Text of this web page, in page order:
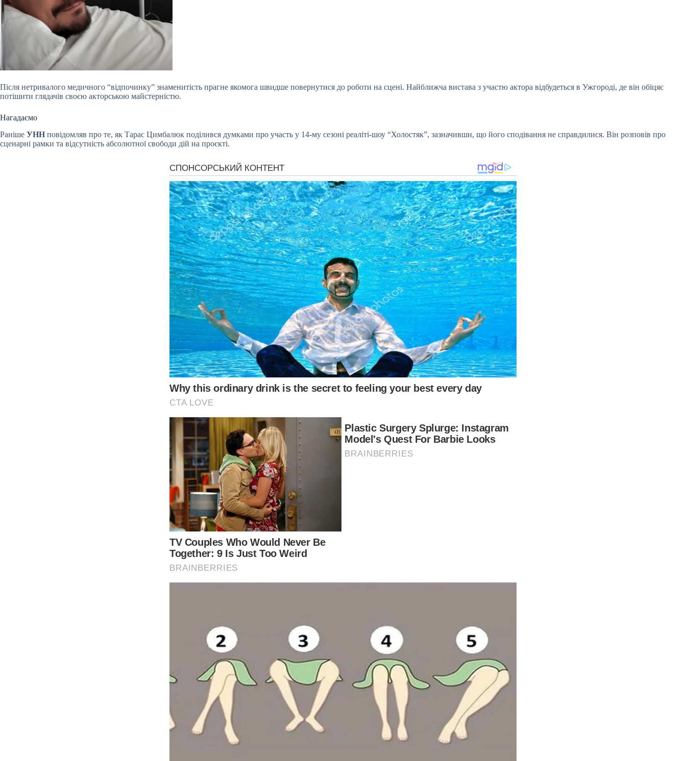
Після нетривалого медичного “відпочинку” знаменитість прагне якомога швидше повернутися до роботи на сцені. Найближча вистава з участю актора відбудеться в Ужгороді, де він обіцяє
потішити глядачів своєю акторською майстерністю.
Нагадаємо
Раніше УНН повідомляв про те, як Тарас Цимбалюк поділився думками про участь у 14-му сезоні реаліті-шоу “Холостяк”, зазначивши, що його сподівання не справдилися. Він розповів про
сценарні рамки та відсутність абсолютної свободи дій на проєкті.